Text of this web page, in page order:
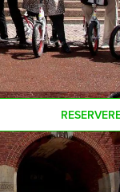
u bereid bent
boeken!